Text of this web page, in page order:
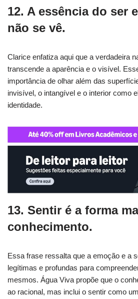
12. A essência do ser
não se vê.
Clarice enfatiza aqui que a verdadeira
transcende a aparência e o visível.
importância de olhar além das
invisível, o intangível e o interior como
identidade.
13. Sentir é a forma
conhecimento.
Essa frase ressalta que a emoção e a
legítimas e profundas para
mesmos. Água Viva propõe que o
ao racional, mas inclui o sentir como